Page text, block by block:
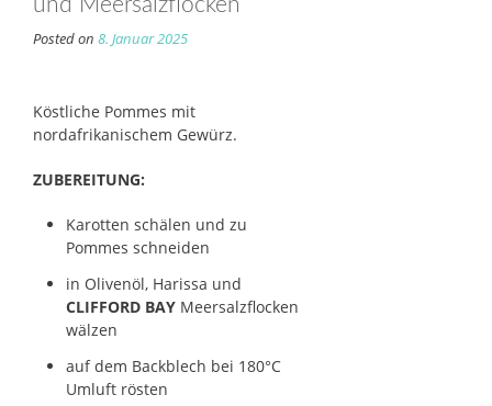
und Meersalzflocken
Posted on 8. Januar 2025
Köstliche Pommes mit
nordafrikanischem Gewürz.
ZUBEREITUNG:
Karotten schälen und zu
Pommes schneiden
in Olivenöl, Harissa und
CLIFFORD BAY Meersalzflocken
wälzen
auf dem Backblech bei 180°C
Umluft rösten